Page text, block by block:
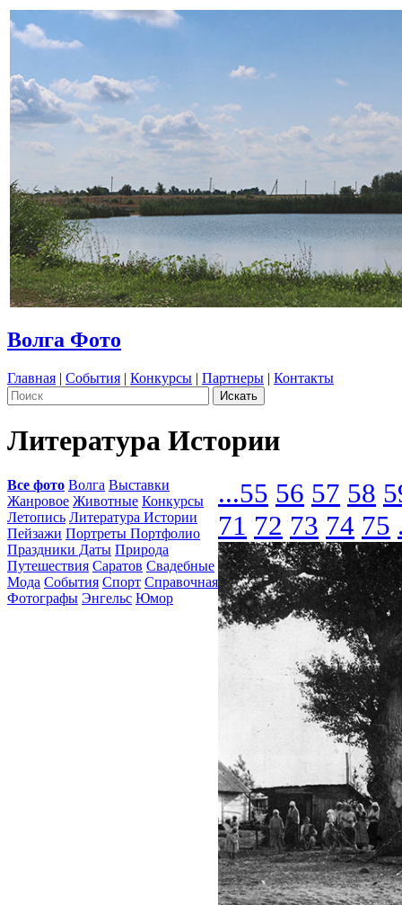
Волга Фото
Главная | События | Конкурсы | Партнеры | Контакты
Литература Истории
Все фото Волга Выставки
Жанровое Животные Конкурсы
Летопись Литература Истории
Пейзажи Портреты Портфолио
Праздники Даты Природа
Путешествия Саратов Свадебные
Мода События Спорт Справочная
Фотографы Энгельс Юмор
...55 56 57 58
71 72 73 74 75